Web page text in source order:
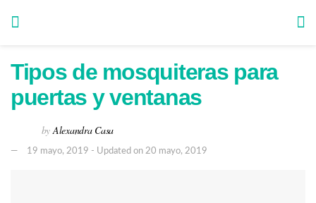
Tipos de mosquiteras para
puertas y ventanas
by Alexandra Casa
19 mayo, 2019 - Updated on 20 mayo, 2019